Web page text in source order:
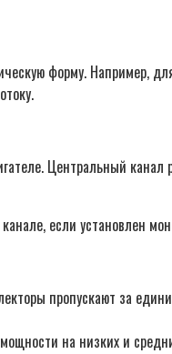
форму. Например,
Центральный
если установлен
пропускают за
на низких и